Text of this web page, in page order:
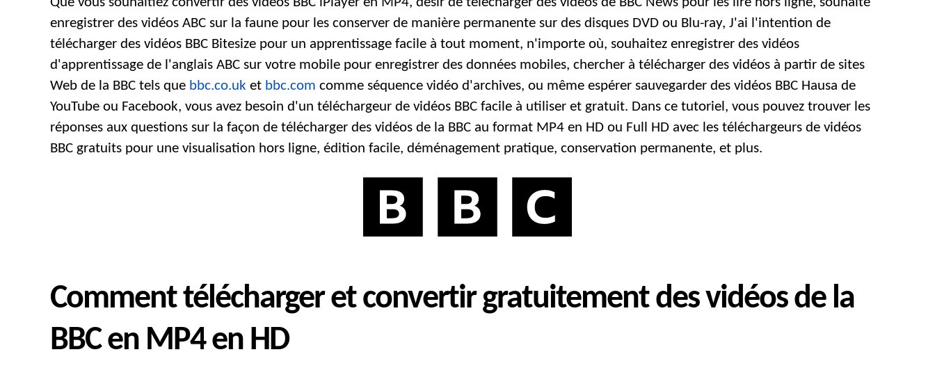
BBC
sur
MP4
HD
avec
les
téléchargeurs
vidéos
enregistrer des vidéos ABC sur la faune pour les conserver de manière permanente sur des disques DVD ou Blu-ray, J'ai l'intention de
télécharger des vidéos BBC Bitesize pour un apprentissage facile à tout moment, n'importe où, souhaitez enregistrer des vidéos
d'apprentissage de l'anglais ABC sur votre mobile pour enregistrer des données mobiles, chercher à télécharger des vidéos à partir de sites
Web de la BBC tels que bbc.co.uk et bbc.com comme séquence vidéo d'archives, ou même espérer sauvegarder des vidéos BBC Hausa de
YouTube ou Facebook, vous avez besoin d'un téléchargeur de vidéos BBC facile à utiliser et gratuit. Dans ce tutoriel, vous pouvez trouver les
réponses aux questions sur la façon de télécharger des vidéos de la BBC au format MP4 en HD ou Full HD avec les téléchargeurs de vidéos
BBC gratuits pour une visualisation hors ligne, édition facile, déménagement pratique, conservation permanente, et plus.
Comment télécharger et convertir gratuitement des vidéos de la
BBC en MP4 en HD